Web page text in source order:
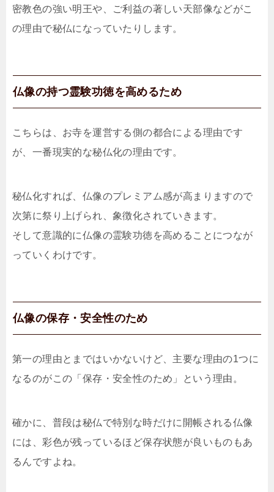
密教色の強い明王や、ご利益の著しい天部像などがこ
の理由で秘仏になっていたりします。
仏像の持つ霊験功徳を高めるため
こちらは、お寺を運営する側の都合による理由です
が、一番現実的な秘仏化の理由です。
秘仏化すれば、仏像のプレミアム感が高まりますので
次第に祭り上げられ、象徴化されていきます。
そして意識的に仏像の霊験功徳を高めることにつなが
っていくわけです。
仏像の保存・安全性のため
第一の理由とまではいかないけど、主要な理由の1つに
なるのがこの「保存・安全性のため」という理由。
確かに、普段は秘仏で特別な時だけに開帳される仏像
には、彩色が残っているほど保存状態が良いものもあ
るんですよね。